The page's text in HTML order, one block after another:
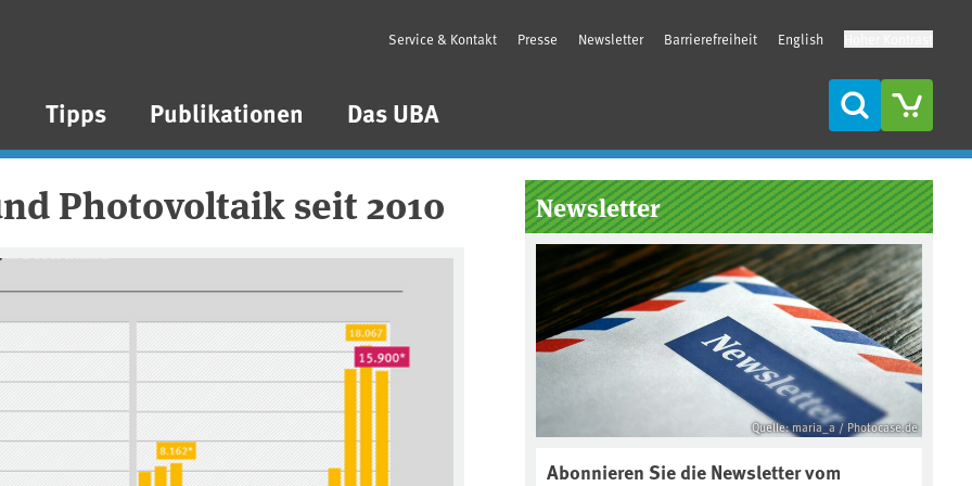
Tipps Publikationen Das UBA
Service & Kontakt Presse Newsletter Barrierefreiheit English
Suche
Photovoltaik seit 2010 Seitenleiste
Newsletter
Quelle: maria_a / Photocase.de
Abonnieren Sie die Newsletter vom